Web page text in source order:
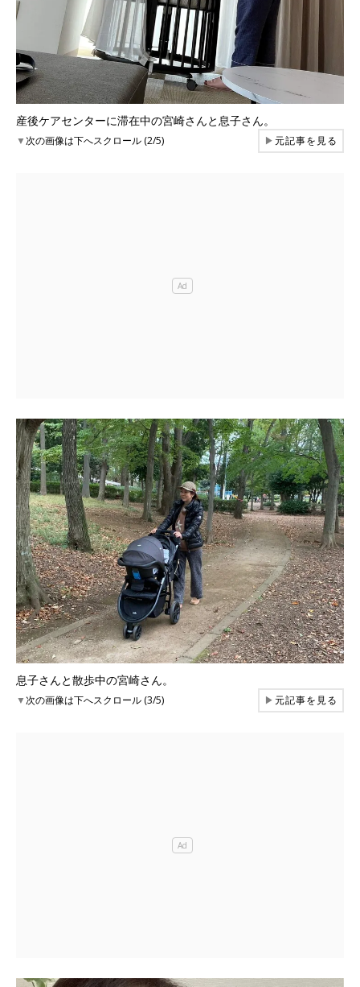
産後ケアセンターに滞在中の宮崎さんと息子さん。
▼次の画像は下へスクロール (2/5) ▶元記事を見る
息子さんと散歩中の宮崎さん。
▼次の画像は下へスクロール (3/5) ▶元記事を見る